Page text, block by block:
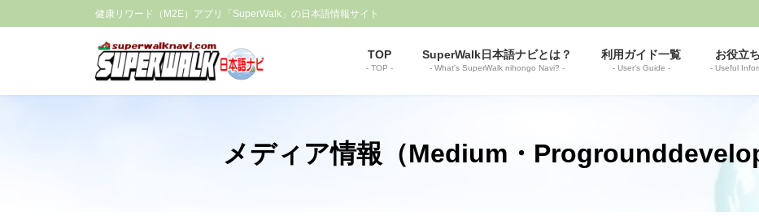
ン
へ
ビ
ョ
健康リワード（M2E）アプリ「SuperWalk」の日本語情報サイト
TOP
- TOP -
SuperWalk日本語ナビとは？
- What's SuperWalk nihongo Navi? -
利用ガイド一覧
- User's Guide -
お役立
- Useful
メディア情報（Medium・